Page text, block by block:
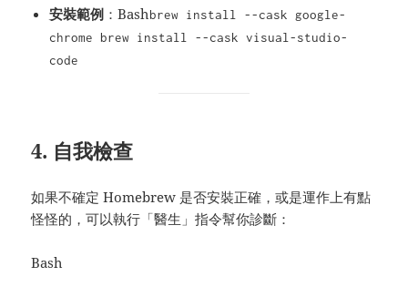
安裝範例 ：Bashbrew install --cask google-
chrome brew install --cask visual-studio-
code
4. 自我檢查
如果不確定 Homebrew 是否安裝正確，或是運作上有點
怪怪的，可以執行「醫生」指令幫你診斷：
Bash